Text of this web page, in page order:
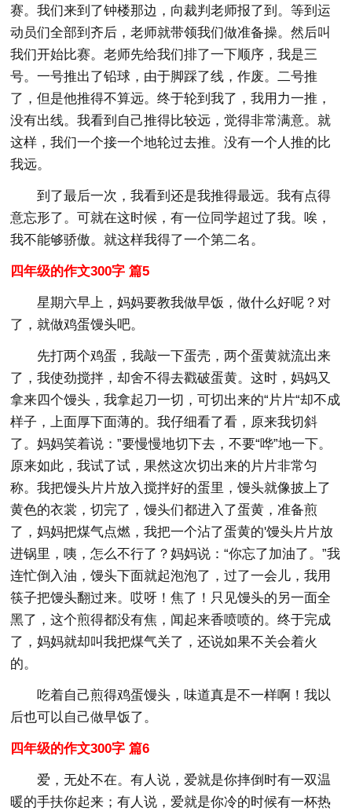
赛。我们来到了钟楼那边，向裁判老师报了到。等到运
动员们全部到齐后，老师就带领我们做准备操。然后叫
我们开始比赛。老师先给我们排了一下顺序，我是三
号。一号推出了铅球，由于脚踩了线，作废。二号推
了，但是他推得不算远。终于轮到我了，我用力一推，
没有出线。我看到自己推得比较远，觉得非常满意。就
这样，我们一个接一个地轮过去推。没有一个人推的比
我远。
到了最后一次，我看到还是我推得最远。我有点得
意忘形了。可就在这时候，有一位同学超过了我。唉，
我不能够骄傲。就这样我得了一个第二名。
四年级的作文300字 篇5
星期六早上，妈妈要教我做早饭，做什么好呢？对
了，就做鸡蛋馒头吧。
先打两个鸡蛋，我敲一下蛋壳，两个蛋黄就流出来
了，我使劲搅拌，却舍不得去戳破蛋黄。这时，妈妈又
拿来四个馒头，我拿起刀一切，可切出来的“片片“却不成
样子，上面厚下面薄的。我仔细看了看，原来我切斜
了。妈妈笑着说：”要慢慢地切下去，不要“哗”地一下。
原来如此，我试了试，果然这次切出来的片片非常匀
称。我把馒头片片放入搅拌好的蛋里，馒头就像披上了
黄色的衣裳，切完了，馒头们都进入了蛋黄，准备煎
了，妈妈把煤气点燃，我把一个沾了蛋黄的'馒头片片放
进锅里，咦，怎么不行了？妈妈说：“你忘了加油了。”我
连忙倒入油，馒头下面就起泡泡了，过了一会儿，我用
筷子把馒头翻过来。哎呀！焦了！只见馒头的另一面全
黑了，这个煎得都没有焦，闻起来香喷喷的。终于完成
了，妈妈就却叫我把煤气关了，还说如果不关会着火
的。
吃着自己煎得鸡蛋馒头，味道真是不一样啊！我以
后也可以自己做早饭了。
四年级的作文300字 篇6
爱，无处不在。有人说，爱就是你摔倒时有一双温
暖的手扶你起来；有人说，爱就是你冷的时候有一杯热